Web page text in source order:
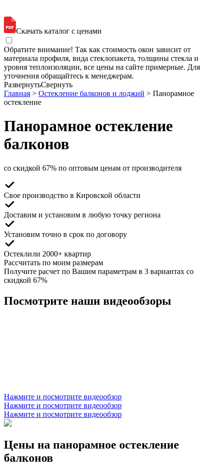
Скачать каталог с ценами
Обратите внимание! Так как стоимость окон зависит от
материала профиля, вида стеклопакета, толщины стекла и
уровня теплоизоляции, все цены на сайте примерные. Для
уточнения обращайтесь к менеджерам.
РазвернутьСвернуть
Главная > Остекление балконов и лоджий > Панорамное
остекление
Панорамное остекление
балконов
со скидкой 67% по оптовым ценам от производителя
Свое производство в Кировской области
Доставим и установим в любую точку региона
Установим точно в срок по договору
Остеклили 2000+ квартир
Рассчитать по моим размерам
Получите расчет по Вашим параметрам в 3 вариантах со
скидкой 67%
Посмотрите наши видеообзоры
Нажмите и посмотрите видеообзор
Нажмите и посмотрите видеообзор
Нажмите и посмотрите видеообзор
Цены на панорамное остекление
балконов